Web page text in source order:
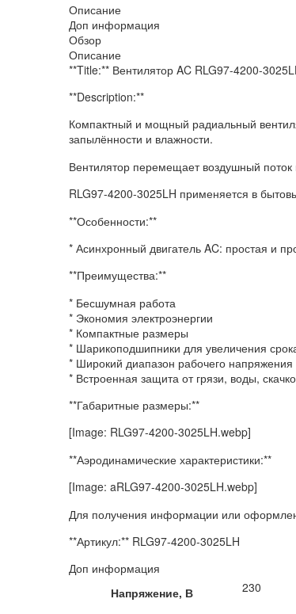
Описание
Доп информация
Обзор
Описание
**Title:** Вентилятор AC RLG97-4200-
**Description:**
Компактный и мощный радиальный
запылённости и влажности.
Вентилятор перемещает воздушный поток
RLG97-4200-3025LH применяется в
**Особенности:**
* Асинхронный двигатель AC: простая и
**Преимущества:**
* Бесшумная работа
* Экономия электроэнергии
* Компактные размеры
* Шарикоподшипники для увеличения
* Широкий диапазон рабочего напряжения
* Встроенная защита от грязи, воды,
**Габаритные размеры:**
[Image: RLG97-4200-3025LH.webp]
**Аэродинамические характеристики:**
[Image: aRLG97-4200-3025LH.webp]
Для получения информации или
**Артикул:** RLG97-4200-3025LH
Доп информация
Напряжение, В
230